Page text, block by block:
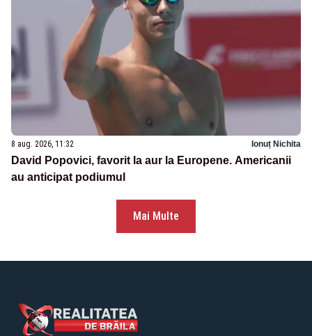
8 aug. 2026, 11:32 Ionuț Nichita
David Popovici, favorit la aur la Europene. Americanii
au anticipat podiumul
Mai Multe